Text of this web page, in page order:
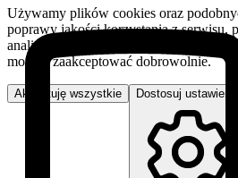
Używamy plików cookies oraz
poprawy jakości korzystania z serwisu,
analizy ruchu. Niektóre pliki są
możesz zaakceptować dobrowolnie.
Akceptuję wszystkie Dostosuj ustawienia